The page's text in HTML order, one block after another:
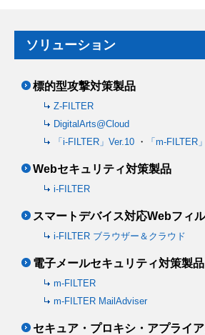
ソリューション
標的型攻撃対策製品
Z-FILTER
DigitalArts@Cloud
「i-FILTER」Ver.10 ・ 「m-FILTER
Webセキュリティ対策製品
i-FILTER
スマートデバイス対応Webフィ
i-FILTER ブラウザー＆クラウド
電子メールセキュリティ対策製品
m-FILTER
m-FILTER MailAdviser
セキュア・プロキシ・アプライ